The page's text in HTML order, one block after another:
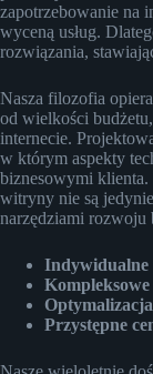
zapotrzebowanie na
wyceną usług.
rozwiązania,
Nasza filozofia
od wielkości
internecie.
w którym aspekty
biznesowymi klienta.
witryny nie są
narzędziami rozwoju
Optymalizacja
Przystępne